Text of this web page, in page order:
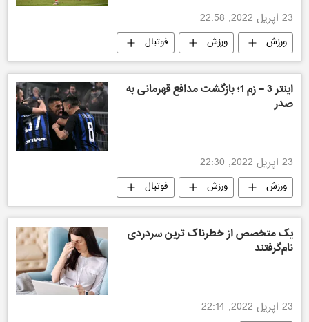
23 اپریل 2022, 22:58
ورزش ورزش فوتبال
اینتر 3 – رُم 1؛ بازگشت مدافع قهرمانی به
صدر
23 اپریل 2022, 22:30
ورزش ورزش فوتبال
یک متخصص از خطرناک ترین سردردی
نام‌گرفتند
23 اپریل 2022, 22:14